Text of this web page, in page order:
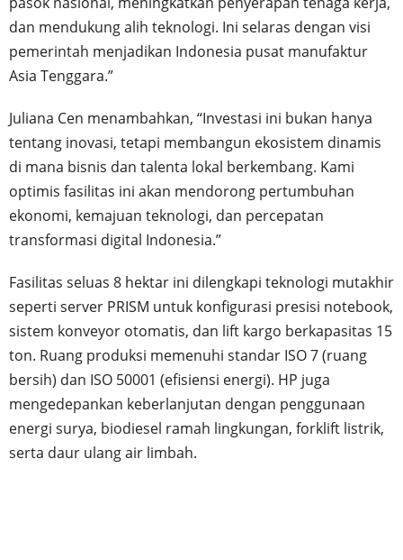
dan mendukung alih teknologi. Ini selaras dengan visi
pemerintah menjadikan Indonesia pusat manufaktur
Asia Tenggara.”
Juliana Cen menambahkan, “Investasi ini bukan hanya
tentang inovasi, tetapi membangun ekosistem dinamis
di mana bisnis dan talenta lokal berkembang. Kami
optimis fasilitas ini akan mendorong pertumbuhan
ekonomi, kemajuan teknologi, dan percepatan
transformasi digital Indonesia.”
Fasilitas seluas 8 hektar ini dilengkapi teknologi mutakhir
seperti server PRISM untuk konfigurasi presisi notebook,
sistem konveyor otomatis, dan lift kargo berkapasitas 15
ton. Ruang produksi memenuhi standar ISO 7 (ruang
bersih) dan ISO 50001 (efisiensi energi). HP juga
mengedepankan keberlanjutan dengan penggunaan
energi surya, biodiesel ramah lingkungan, forklift listrik,
serta daur ulang air limbah.